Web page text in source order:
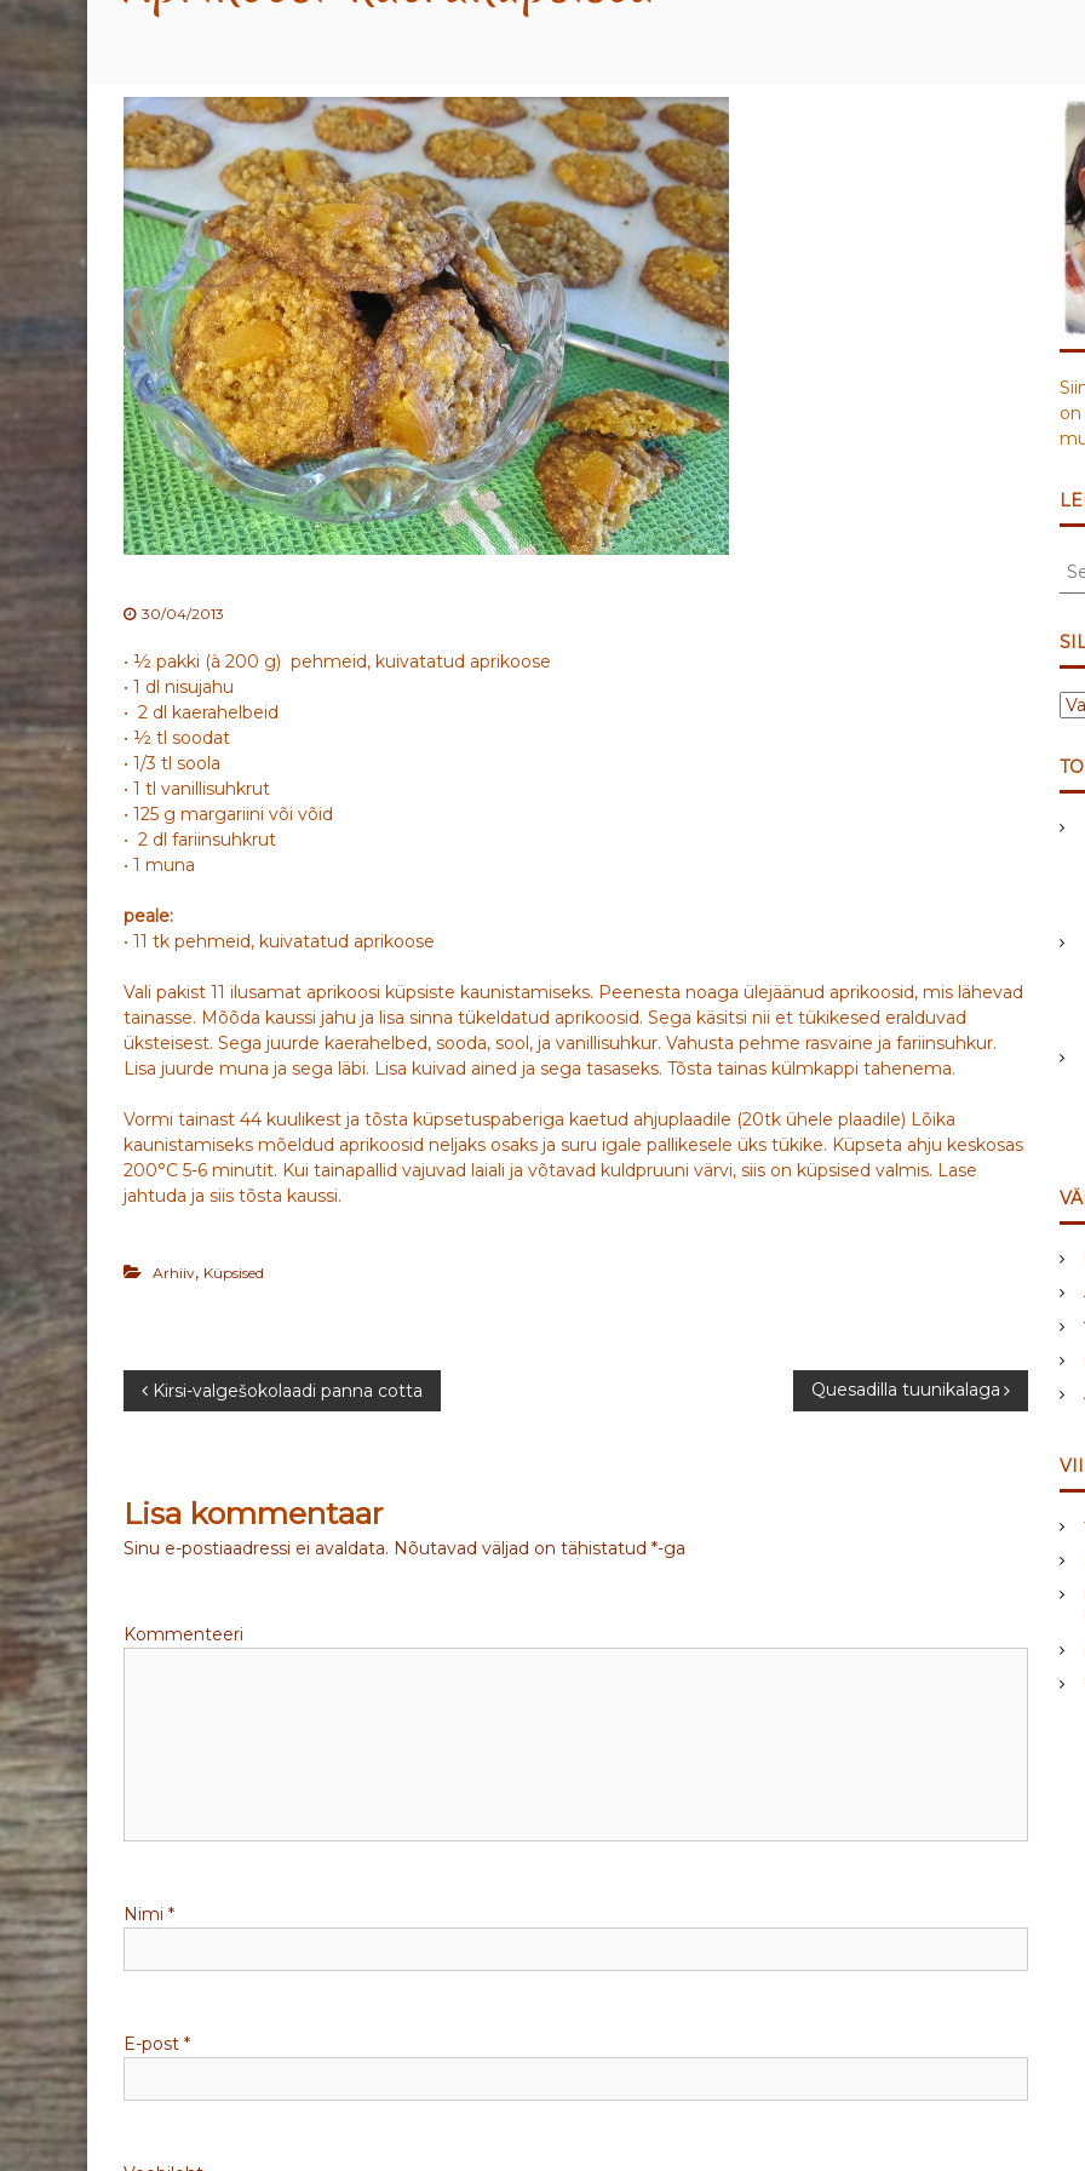
30/04/2013
• ½ pakki (à 200 g) pehmeid, kuivatatud aprikoose
• 1 dl nisujahu
• 2 dl kaerahelbeid
• ½ tl soodat
• 1/3 tl soola
• 1 tl vanillisuhkrut
• 125 g margariini või võid
• 2 dl fariinsuhkrut
• 1 muna
peale:
• 11 tk pehmeid, kuivatatud aprikoose
Vali pakist 11 ilusamat aprikoosi küpsiste kaunistamiseks. Peenesta noaga ülejäänud aprikoosid, mis lähevad
tainasse. Mõõda kaussi jahu ja lisa sinna tükeldatud aprikoosid. Sega käsitsi nii et tükikesed eralduvad
üksteisest. Sega juurde kaerahelbed, sooda, sool, ja vanillisuhkur. Vahusta pehme rasvaine ja fariinsuhkur.
Lisa juurde muna ja sega läbi. Lisa kuivad ained ja sega tasaseks. Tõsta tainas külmkappi tahenema.
Vormi tainast 44 kuulikest ja tõsta küpsetuspaberiga kaetud ahjuplaadile (20tk ühele plaadile) Lõika
kaunistamiseks mõeldud aprikoosid neljaks osaks ja suru igale pallikesele üks tükike. Küpseta ahju keskosas
200°C 5-6 minutit. Kui tainapallid vajuvad laiali ja võtavad kuldpruuni värvi, siis on küpsised valmis. Lase
jahtuda ja siis tõsta kaussi.
Arhiiv, Küpsised
N
v
i
i
i
e
Kirsi-valgešokolaadi panna cotta Quesadilla tuunikalaga
Lisa kommentaar
Sinu e-postiaadressi ei avaldata. Nõutavad väljad on tähistatud *-ga
Kommenteeri
Nimi *
E-post *
S
r
c
h
f
r
:
S
L
D
D